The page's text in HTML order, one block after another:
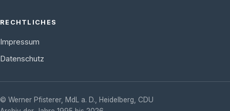
RECHTLICHES
Impressum
Datenschutz
© Werner Pfisterer, MdL a. D. Heidelberg
CDU